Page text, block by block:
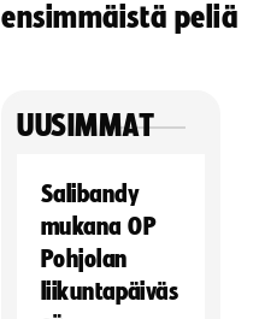
ensimmäistä peliä
UUSIMMAT
Salibandy
mukana OP
Pohjolan
liikuntapäiväs